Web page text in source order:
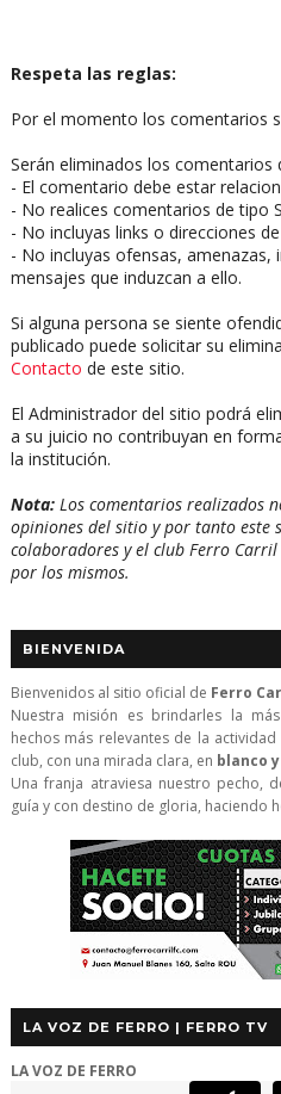
Respeta las reglas:
Por el momento los comentarios
Serán eliminados los comentarios
- El comentario debe estar
- No realices comentarios de tipo
- No incluyas links o direcciones
- No incluyas ofensas,
mensajes que induzcan a ello.
Si alguna persona se siente
publicado puede solicitar su
Contacto de este sitio.
El Administrador del sitio podrá
a su juicio no contribuyan en
la institución.
Nota:Los comentarios realizados
opiniones del sitio y por tanto este
colaboradores y el club Ferro Carril
por los mismos.
BIENVENIDA
Bienvenidos al sitio oficial de Ferro
Nuestra misión es brindarles la
hechos más relevantes de la
club, con una mirada clara, en blanco
Una franja atraviesa nuestro pecho,
guía y con destino de gloria, haciendo
LA VOZ DE FERRO | FERRO TV
LA VOZ DE FERRO